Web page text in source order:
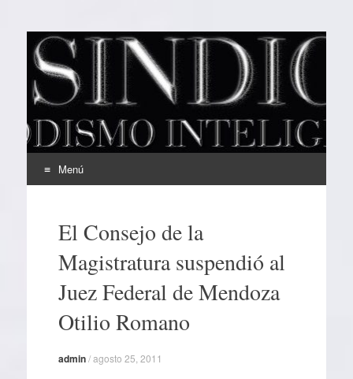
EL SINDICAL
Periodismo Inteligente
Menú
contenidoEl Consejo de la
Magistratura suspendió al
Juez Federal de Mendoza
Otilio Romano
admin/agosto 25, 2011